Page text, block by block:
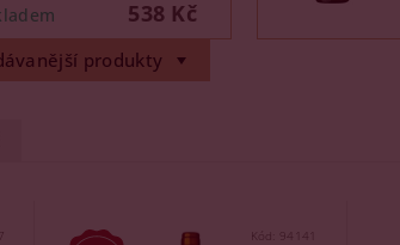
538 Kč
produkty
Kód: 94141